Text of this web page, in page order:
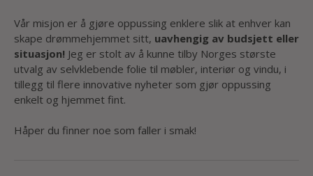
Vår misjon er å gjøre oppussing enklere slik at enhver kan
skape drømmehjemmet sitt, uavhengig av budsjett eller
situasjon! Jeg er stolt av å kunne tilby Norges største
utvalg av selvklebende folie til møbler, interiør og vindu, i
tillegg til flere innovative nyheter som gjør oppussing
enkelt og hjemmet fint.
Håper du finner noe som faller i smak!